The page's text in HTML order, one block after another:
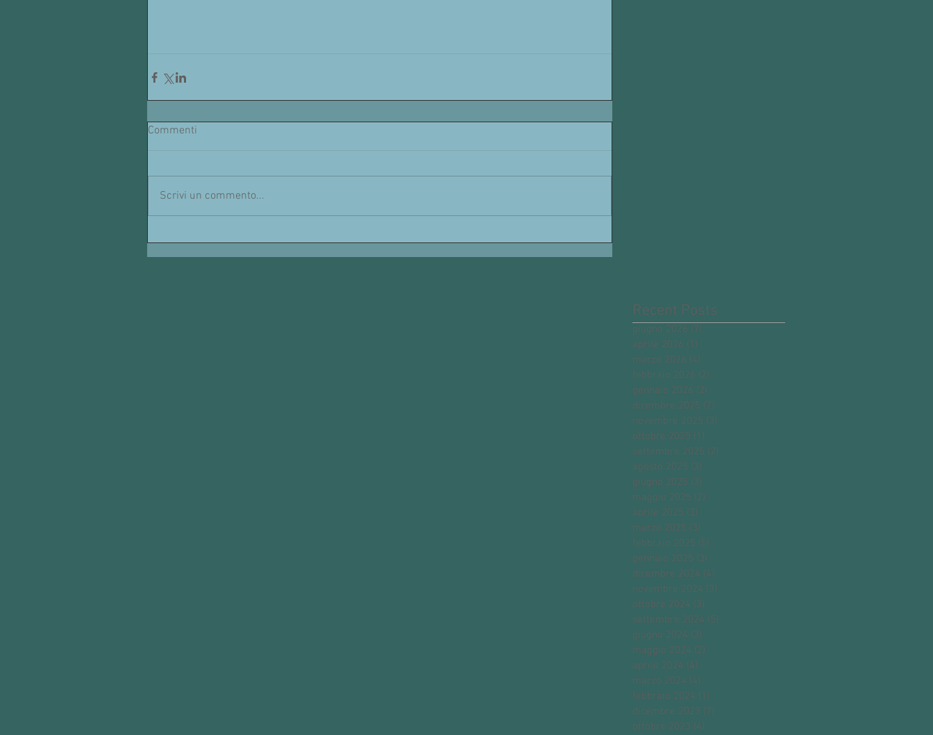
Commenti
Scrivi un commento...
Recent Posts
giugno 2026 (7)
aprile 2026 (1)
marzo 2026 (4)
febbraio 2026 (2)
gennaio 2026 (2)
dicembre 2025 (7)
novembre 2025 (3)
ottobre 2025 (1)
settembre 2025 (2)
agosto 2025 (3)
giugno 2025 (3)
maggio 2025 (2)
aprile 2025 (3)
marzo 2025 (3)
febbraio 2025 (5)
gennaio 2025 (3)
dicembre 2024 (4)
novembre 2024 (3)
ottobre 2024 (3)
settembre 2024 (5)
giugno 2024 (3)
maggio 2024 (2)
aprile 2024 (4)
marzo 2024 (4)
febbraio 2024 (1)
dicembre 2023 (7)
ottobre 2023 (4)